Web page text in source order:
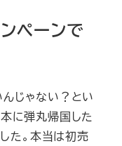
ペーンで
じゃない？とい
に弾丸帰国した
た。本当は初売